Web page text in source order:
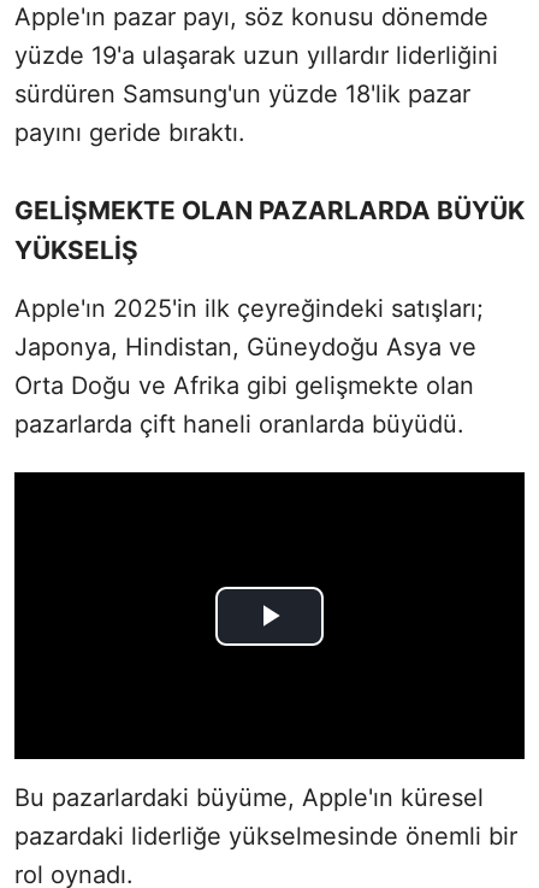
Apple'ın pazar payı, söz konusu dönemde
yüzde 19'a ulaşarak uzun yıllardır liderliğini
sürdüren Samsung'un yüzde 18'lik pazar
payını geride bıraktı.
GELİŞMEKTE OLAN PAZARLARDA BÜYÜK
YÜKSELİŞ
Apple'ın 2025'in ilk çeyreğindeki satışları;
Japonya, Hindistan, Güneydoğu Asya ve
Orta Doğu ve Afrika gibi gelişmekte olan
pazarlarda çift haneli oranlarda büyüdü.
Bu pazarlardaki büyüme, Apple'ın küresel
pazardaki liderliğe yükselmesinde önemli bir
rol oynadı.